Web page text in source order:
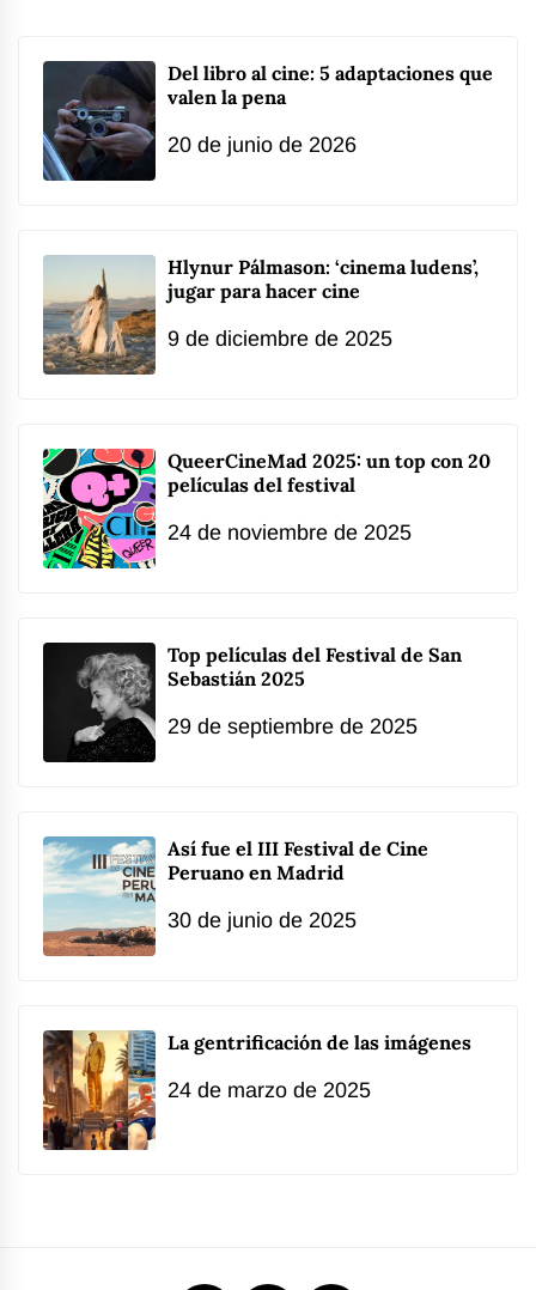
Del libro al cine: 5 adaptaciones que
valen la pena
20 de junio de 2026
Hlynur Pálmason: ‘cinema ludens’,
jugar para hacer cine
9 de diciembre de 2025
QueerCineMad 2025: un top con 20
películas del festival
24 de noviembre de 2025
Top películas del Festival de San
Sebastián 2025
29 de septiembre de 2025
Así fue el III Festival de Cine
Peruano en Madrid
30 de junio de 2025
La gentrificación de las imágenes
24 de marzo de 2025